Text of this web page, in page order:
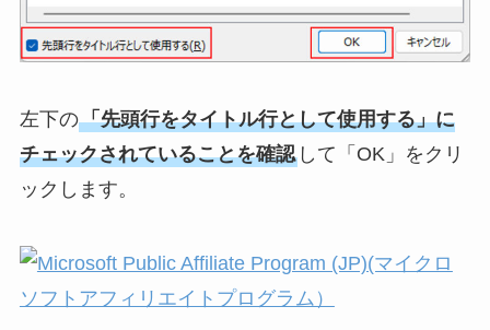
左下の「先頭行をタイトル行として使用する」に
チェックされていることを確認して「OK」をクリ
ックします。